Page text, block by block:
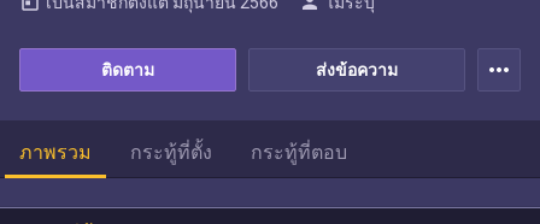
ส่งข้อความ
ติดตาม more_horiz
ภาพรวม กระทู้ที่ตั้ง กระทู้ที่ตอบ